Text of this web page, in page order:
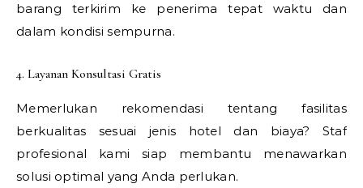
barang terkirim ke penerima tepat waktu dan
dalam kondisi sempurna.
4. Layanan Konsultasi Gratis
Memerlukan rekomendasi tentang fasilitas
berkualitas sesuai jenis hotel dan biaya? Staf
profesional kami siap membantu menawarkan
solusi optimal yang Anda perlukan.